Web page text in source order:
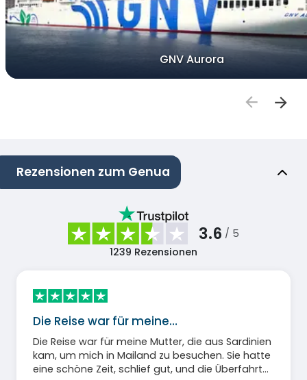
GNV Aurora
Rezensionen zum Genua
3.6 / 5
1239 Rezensionen
Die Reise war für meine…
Die Reise war für meine Mutter, die aus Sardinien
kam, um mich in Mailand zu besuchen. Sie hatte
eine schöne Zeit, schlief gut, und die Überfahrt